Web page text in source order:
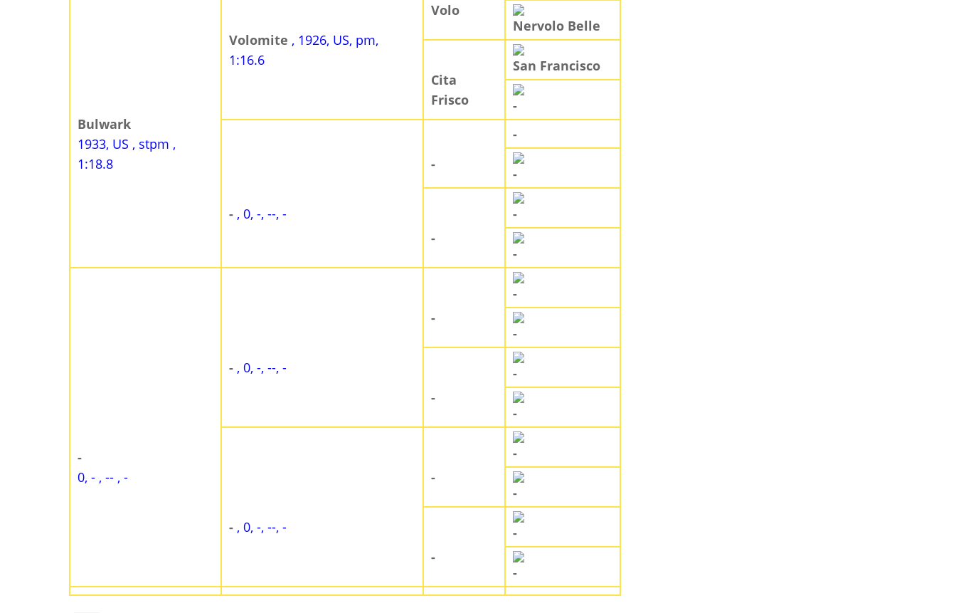
Bulwark
1933, US , stpm ,
1:18.8
Volomite , 1926, US, pm,
1:16.6
Volo
Nervolo Belle
Cita
Frisco
San Francisco
-
- , 0, -, --, -
-
-
-
-
-
-
-
0, - , -- , -
- , 0, -, --, -
-
-
-
-
-
-
- , 0, -, --, -
-
-
-
-
-
-